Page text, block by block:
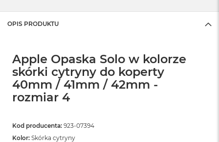
OPIS PRODUKTU
Apple Opaska Solo w kolorze
skórki cytryny do koperty
40mm / 41mm / 42mm -
rozmiar 4
Kod producenta: 923-07394
Kolor: Skórka cytryny